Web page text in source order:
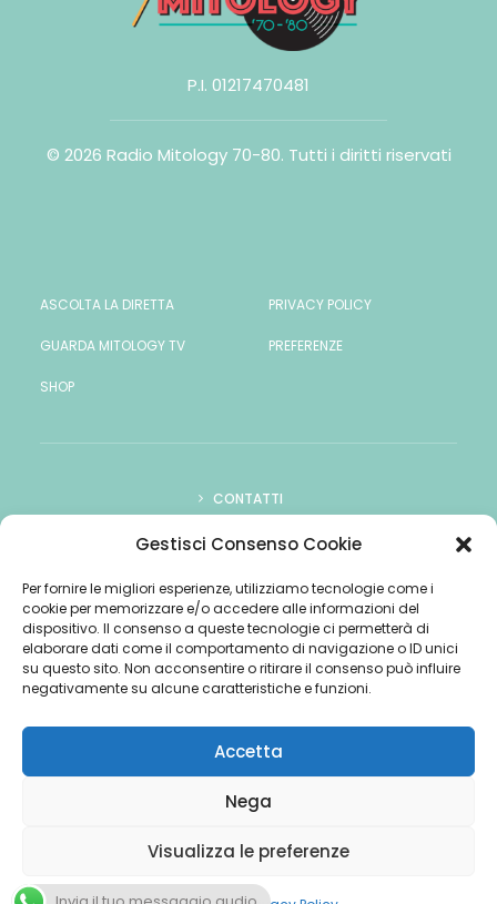
Gestisci Consenso Cookie
Per fornire le migliori esperienze, utilizziamo tecnologie come i
cookie per memorizzare e/o accedere alle informazioni del
dispositivo. Il consenso a queste tecnologie ci permetterà di
elaborare dati come il comportamento di navigazione o ID unici
su questo sito. Non acconsentire o ritirare il consenso può influire
negativamente su alcune caratteristiche e funzioni.
Accetta
Nega
Visualizza le preferenze
P.I. 01217470481
© 2026 Radio Mitology 70-80. Tutti i diritti riservati
ASCOLTA LA DIRETTA
GUARDA MITOLOGY TV
SHOP
PRIVACY POLICY
PREFERENZE
CONTATTI
COME ASCOLTARCI
PUBBLICITÀ
COOKIE POLICY
© 2026 Radio Mitology 70-80. Tutti i diritti riservati